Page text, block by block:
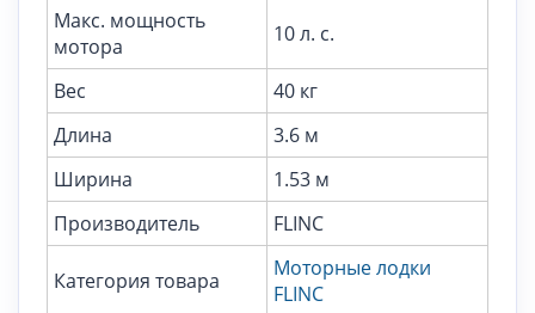
Макс. мощность
мотора
10 л. с.
Вес
40 кг
Длина
3.6 м
Ширина
1.53 м
Производитель
FLINC
Категория товара
Моторные лодки
FLINC